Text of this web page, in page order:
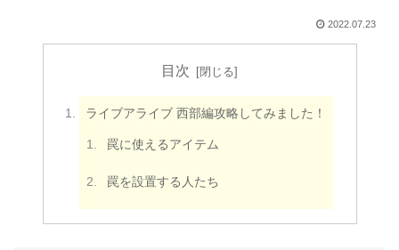
2022.07.23
目次
ライブアライブ 西部編攻略してみました！
罠に使えるアイテム
罠を設置する人たち